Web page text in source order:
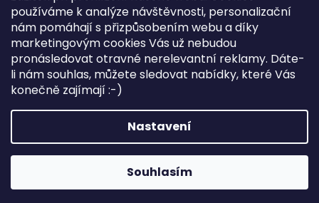
používáme k analýze návštěvnosti, personalizační
nám pomáhají s přizpůsobením webu a díky
marketingovým cookies Vás už nebudou
pronásledovat otravné nerelevantní reklamy. Dáte-
li nám souhlas, můžete sledovat nabídky, které Vás
konečně zajímají :-)
Nastavení
Souhlasím
Doprava a Platba
Reklamace Zboží
Obchodní podmínky
iKabelka.cz. Všechna práva vyhrazena.
Upravit nastavení cookies